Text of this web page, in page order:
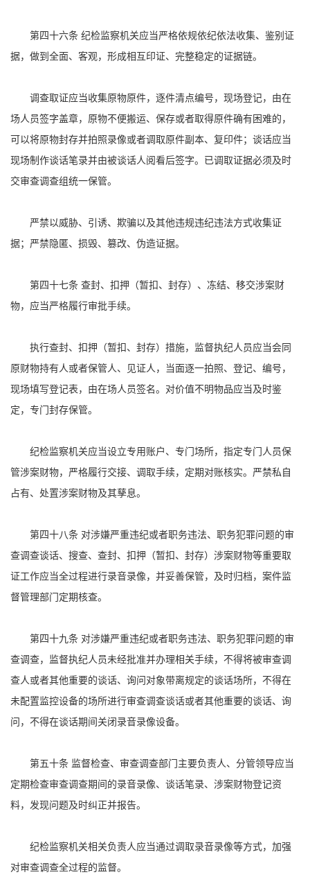
第四十六条 纪检监察机关应当严格依规依纪依法收集、鉴别证
据，做到全面、客观，形成相互印证、完整稳定的证据链。
调查取证应当收集原物原件，逐件清点编号，现场登记，由在
场人员签字盖章，原物不便搬运、保存或者取得原件确有困难的，
可以将原物封存并拍照录像或者调取原件副本、复印件；谈话应当
现场制作谈话笔录并由被谈话人阅看后签字。已调取证据必须及时
交审查调查组统一保管。
严禁以威胁、引诱、欺骗以及其他违规违纪违法方式收集证
据；严禁隐匿、损毁、篡改、伪造证据。
第四十七条 查封、扣押（暂扣、封存）、冻结、移交涉案财
物，应当严格履行审批手续。
执行查封、扣押（暂扣、封存）措施，监督执纪人员应当会同
原财物持有人或者保管人、见证人，当面逐一拍照、登记、编号，
现场填写登记表，由在场人员签名。对价值不明物品应当及时鉴
定，专门封存保管。
纪检监察机关应当设立专用账户、专门场所，指定专门人员保
管涉案财物，严格履行交接、调取手续，定期对账核实。严禁私自
占有、处置涉案财物及其孳息。
第四十八条 对涉嫌严重违纪或者职务违法、职务犯罪问题的审
查调查谈话、搜查、查封、扣押（暂扣、封存）涉案财物等重要取
证工作应当全过程进行录音录像，并妥善保管，及时归档，案件监
督管理部门定期核查。
第四十九条 对涉嫌严重违纪或者职务违法、职务犯罪问题的审
查调查，监督执纪人员未经批准并办理相关手续，不得将被审查调
查人或者其他重要的谈话、询问对象带离规定的谈话场所，不得在
未配置监控设备的场所进行审查调查谈话或者其他重要的谈话、询
问，不得在谈话期间关闭录音录像设备。
第五十条 监督检查、审查调查部门主要负责人、分管领导应当
定期检查审查调查期间的录音录像、谈话笔录、涉案财物登记资
料，发现问题及时纠正并报告。
纪检监察机关相关负责人应当通过调取录音录像等方式，加强
对审查调查全过程的监督。